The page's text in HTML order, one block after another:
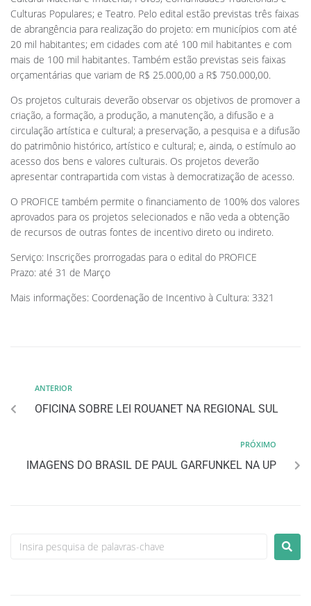
Culturas Populares; e Teatro. Pelo edital estão previstas três faixas
de abrangência para realização do projeto: em municípios com até
20 mil habitantes; em cidades com até 100 mil habitantes e com
mais de 100 mil habitantes. Também estão previstas seis faixas
orçamentárias que variam de R$ 25.000,00 a R$ 750.000,00.
Os projetos culturais deverão observar os objetivos de promover a
criação, a formação, a produção, a manutenção, a difusão e a
circulação artística e cultural; a preservação, a pesquisa e a difusão
do patrimônio histórico, artístico e cultural; e, ainda, o estímulo ao
acesso dos bens e valores culturais. Os projetos deverão
apresentar contrapartida com vistas à democratização de acesso.
O PROFICE também permite o financiamento de 100% dos valores
aprovados para os projetos selecionados e não veda a obtenção
de recursos de outras fontes de incentivo direto ou indireto.
Serviço: Inscrições prorrogadas para o edital do PROFICE
Prazo: até 31 de Março
Mais informações: Coordenação de Incentivo à Cultura: 3321
ANTERIOR
OFICINA SOBRE LEI ROUANET NA REGIONAL SUL
PRÓXIMO
IMAGENS DO BRASIL DE PAUL GARFUNKEL NA UP